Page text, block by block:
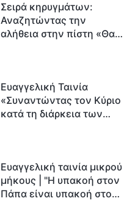
Σειρά κηρυγμάτων:
Αναζητώντας την
αλήθεια στην πίστη «Θα
Ευαγγελική Ταινία
«Συναντώντας τον Κύριο
κατά τη διάρκεια των
εξαφάνισης». Οι
καταστροφές χτυπούν.
Ξεκινά η αντίστροφη
Ευαγγελική ταινία μικρού
μήκους | "Η υπακοή στον
Πάπα είναι υπακοή στον